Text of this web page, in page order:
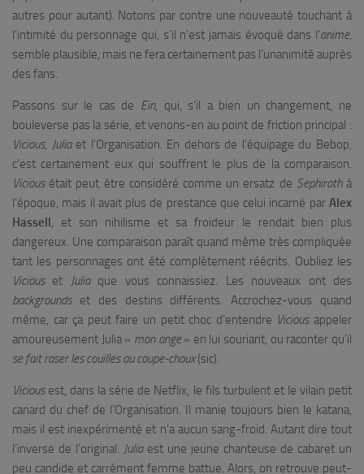
autres pour autant). Notons par contre une nouveauté touchant à
l’intimité du personnage qui, s’il n’est jamais évoqué dans l’anime,
semble plausible, mais ne fera certainement pas l’unanimité auprès
des fans.
Passons sur le cas de Ein, qui, s’il a bien un changement, ne
bouleverse pas la série, et venons-en au point de friction principal :
Vicious, Juliaet l’Organisation. En dehors de l’équipage du Bebop,
c’est certainement eux qui souffrent le plus de la comparaison.
Viciousétait peut être considéré comme un ersatz de Sephirothà
l’époque, mais il avait plus de prestance que celui incarné par Alex
Hassell, et son nihilisme et sa froideur le rendait bien plus
dangereux. Une comparaison paraît quand même très compliquée
tant les personnages ont été complètement réécrits. Oubliez les
Viciouset Juliaque vous connaissiez. Les nouveaux ont des
backgroundset des destins différents. Accrochez-vous quand
même, car ça peut faire un petit choc d’entendre Viciousappeler
amoureusement Julia « mon ange» en lui souriant, ou raconter qu’il
se fait raser les couilles au coupe-choux(sic).
Viciousest, dans la série de Netflix, le fils turbulent et le vilain petit
canard du chef de l’Organisation. Il manie toujours bien le katana,
mais il est inexpérimenté et n’a aucun sang-froid. Autant dire tout
l’inverse de l’original. Juliaest une jeune chanteuse de cabaret un
peu candide et carrément femme battue. Alors, on retrouve peut-